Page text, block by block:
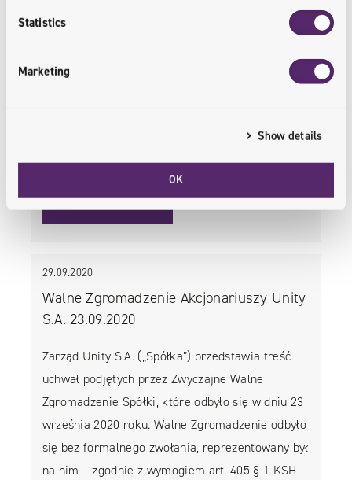
Statistics
Marketing
Show details
OK
Wrocławiu, VI Wydział Gospodarczy Krajowego
0000004330, NIP: 8942649070, REGON:
932269479 („Spółka”), na podstawie art. 16 ust. 1
ustawy – Kodeks spółek handlowych oraz…
WIĘCEJ
29.09.2020
Walne Zgromadzenie Akcjonariuszy Unity
S.A. 23.09.2020
Zarząd Unity S.A. („Spółka”) przedstawia treść
uchwał podjętych przez Zwyczajne Walne
Zgromadzenie Spółki, które odbyło się w dniu 23
września 2020 roku. Walne Zgromadzenie odbyło
się bez formalnego zwołania, reprezentowany był
na nim – zgodnie z wymogiem art. 405 § 1 KSH –